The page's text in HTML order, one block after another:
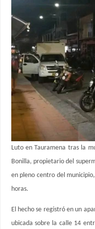
Luto en Tauramena tras la
Bonilla, propietario del
en pleno centro del
horas.
El hecho se registró en un
ubicada sobre la calle 14